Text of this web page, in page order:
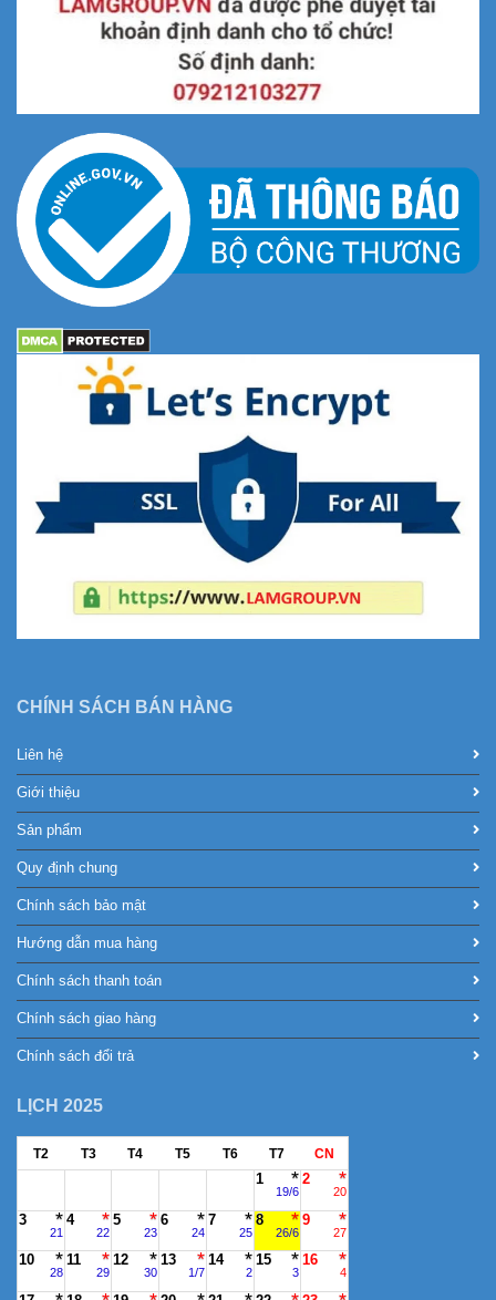
CHÍNH SÁCH BÁN HÀNG
Liên hệ
Giới thiệu
Sản phẩm
Quy định chung
Chính sách bảo mật
Hướng dẫn mua hàng
Chính sách thanh toán
Chính sách giao hàng
Chính sách đổi trả
LỊCH 2025
T2 T3 T4 T5 T6 T7 CN
1
19/6
2
20
3
21
4
22
5
23
6
24
7
25
8
26/6
9
27
10
28
11
29
12
30
13
1/7
14
2
15
3
16
4